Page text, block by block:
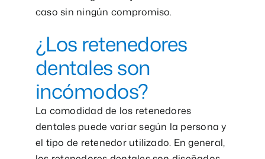
caso sin ningún compromiso.
¿Los retenedores
dentales son
incómodos?
La comodidad de los retenedores
dentales puede variar según la persona y
el tipo de retenedor utilizado. En general,